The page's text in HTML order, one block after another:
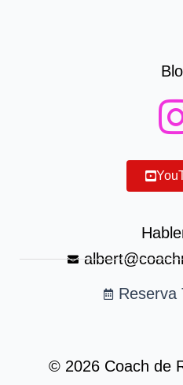
Reserva
© 2026 Coach de